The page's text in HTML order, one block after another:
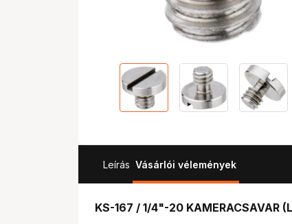
Leírás Vásárlói vélemények
KS-167 / 1/4"-20 KAMERACSAVAR